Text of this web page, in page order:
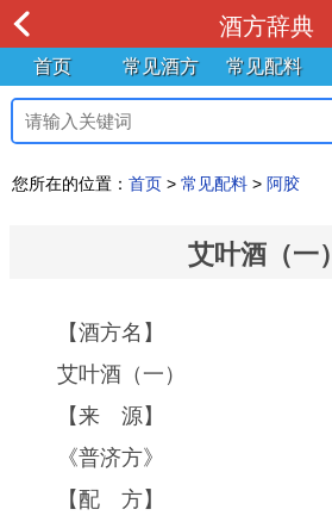
酒方辞典
首页 常见酒方 常见配料
您所在的位置： 首页 > 常见配料 > 阿胶
艾叶酒（一）
【酒方名】
艾叶酒（一）
【来 源】
《普济方》
【配 方】